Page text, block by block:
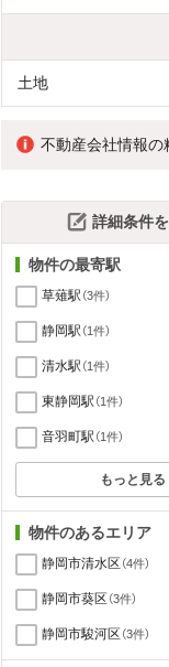
土地
不動産会社情報の
詳細条件
物件の最寄駅
草薙駅 （3件）
静岡駅 （1件）
清水駅 （1件）
東静岡駅 （1件）
音羽町駅 （1件）
もっと見る
物件のあるエリア
静岡市清水区 （4件）
静岡市葵区 （3件）
静岡市駿河区 （3件）